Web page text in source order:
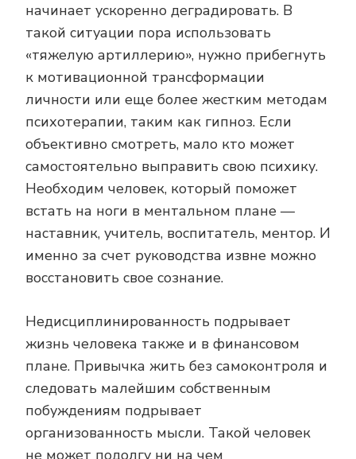
начинает ускоренно деградировать. В
такой ситуации пора использовать
«тяжелую артиллерию», нужно прибегнуть
к мотивационной трансформации
личности или еще более жестким методам
психотерапии, таким как гипноз. Если
объективно смотреть, мало кто может
самостоятельно выправить свою психику.
Необходим человек, который поможет
встать на ноги в ментальном плане —
наставник, учитель, воспитатель, ментор. И
именно за счет руководства извне можно
восстановить свое сознание.
Недисциплинированность подрывает
жизнь человека также и в финансовом
плане. Привычка жить без самоконтроля и
следовать малейшим собственным
побуждениям подрывает
организованность мысли. Такой человек